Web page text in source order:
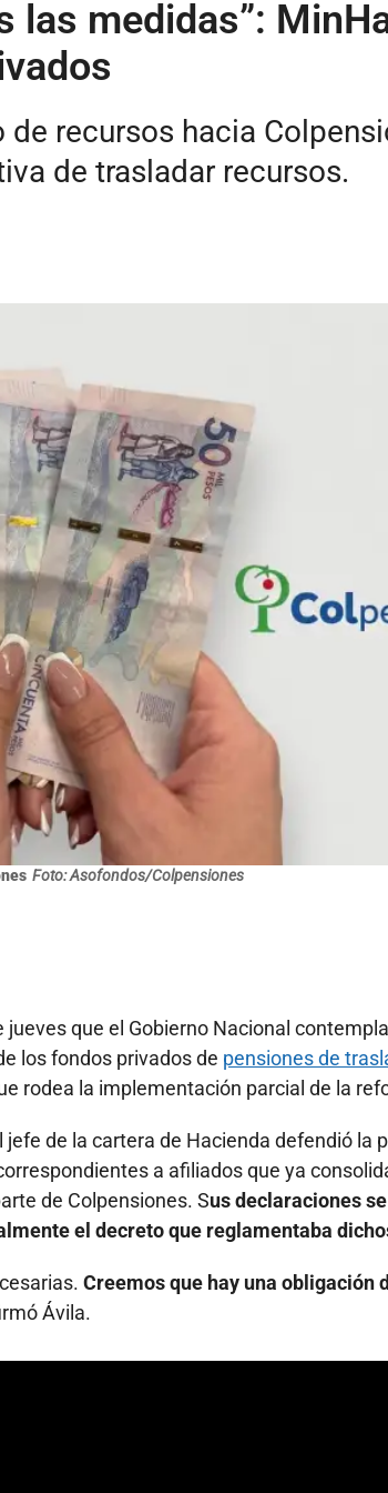
las medidas”:
recursos hacia
de trasladar recursos.
Foto: Asofondos/Colpensiones
jueves que el Gobierno Nacional contempla
los fondos privados de pensiones de
rodea la implementación parcial de la
jefe de la cartera de Hacienda defendió la
a afiliados que ya
de Colpensiones. Sus declaraciones
el decreto que reglamentaba
Creemos que hay una obligación
Ávila.